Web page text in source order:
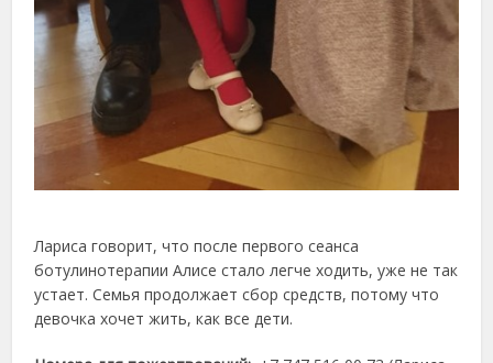
Лариса говорит, что после первого сеанса
ботулинотерапии Алисе стало легче ходить, уже не так
устает. Семья продолжает сбор средств, потому что
девочка хочет жить, как все дети.